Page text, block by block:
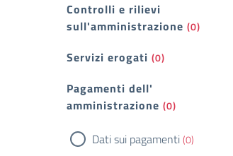
Controlli e rilievi
sull'amministrazione (0)
Servizi erogati (0)
Pagamenti dell'
amministrazione (0)
Dati sui pagamenti(0)